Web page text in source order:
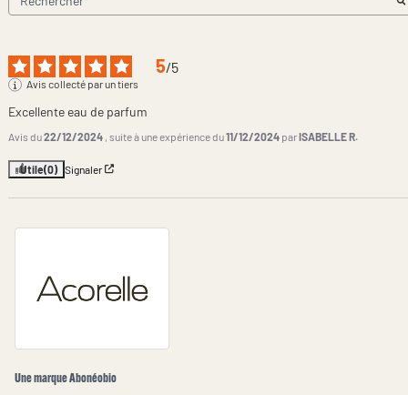
5/5
Avis collecté par un tiers
Excellente eau de parfum
Avis du22/12/2024 , suite à une expérience du11/12/2024 parISABELLE R.
Utile(0) Signaler
Une marque Abonéobio